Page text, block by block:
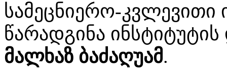
სამეცნიერო-კვლევითი
წარადგინა
მალხაზ ბაძაღუამ.